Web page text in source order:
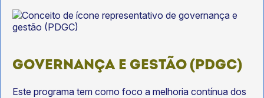
GOVERNANÇA E GESTÃO (PDGC)
Este programa tem como foco a melhoria contínua dos